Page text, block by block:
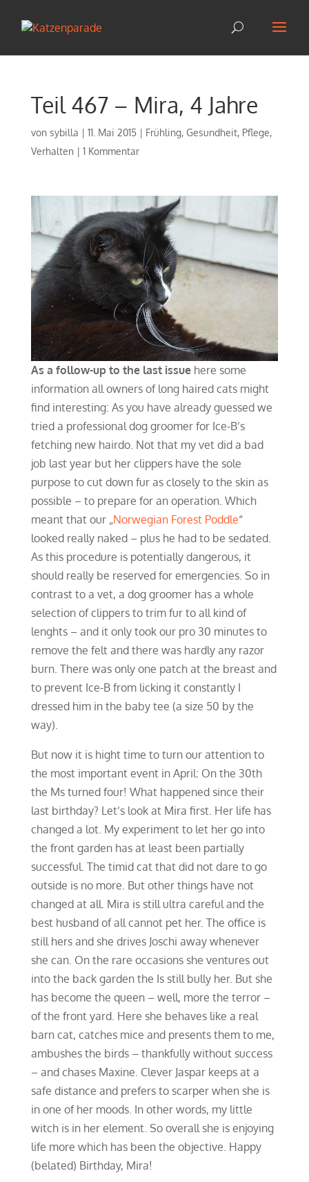
Teil 467 – Mira, 4 Jahre
von sybilla | 11. Mai 2015| Frühling, Gesundheit, Pflege,
Verhalten| 1 Kommentar
As a follow-up to the last issuehere some
information all owners of long haired cats might
find interesting: As you have already guessed we
tried a professional dog groomer for Ice-B’s
fetching new hairdo. Not that my vet did a bad
job last year but her clippers have the sole
purpose to cut down fur as closely to the skin as
possible – to prepare for an operation. Which
meant that our „Norwegian Forest Poddle“
looked really naked – plus he had to be sedated.
As this procedure is potentially dangerous, it
should really be reserved for emergencies. So in
contrast to a vet, a dog groomer has a whole
selection of clippers to trim fur to all kind of
lenghts – and it only took our pro 30 minutes to
remove the felt and there was hardly any razor
burn. There was only one patch at the breast and
to prevent Ice-B from licking it constantly I
dressed him in the baby tee (a size 50 by the
way).
But now it is hight time to turn our attention to
the most important event in April: On the 30th
the Ms turned four! What happened since their
last birthday? Let’s look at Mira first. Her life has
changed a lot. My experiment to let her go into
the front garden has at least been partially
successful. The timid cat that did not dare to go
outside is no more. But other things have not
changed at all. Mira is still ultra careful and the
best husband of all cannot pet her. The office is
still hers and she drives Joschi away whenever
she can. On the rare occasions she ventures out
into the back garden the Is still bully her. But she
has become the queen – well, more the terror –
of the front yard. Here she behaves like a real
barn cat, catches mice and presents them to me,
ambushes the birds – thankfully without success
– and chases Maxine. Clever Jaspar keeps at a
safe distance and prefers to scarper when she is
in one of her moods. In other words, my little
witch is in her element. So overall she is enjoying
life more which has been the objective. Happy
(belated) Birthday, Mira!